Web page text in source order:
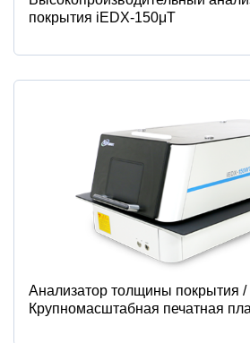
покрытия iEDX-150μT
Анализатор толщины покрытия /
Крупномасштабная печатная